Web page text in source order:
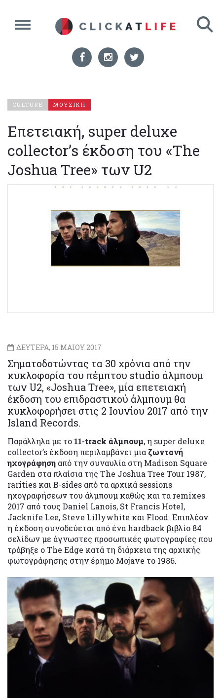
CULTURE ΜΟΥΣΙΚΗ
Επετειακή, super deluxe
collector’s έκδοση του «The
Joshua Tree» των U2
ΔΕΥΤΕΡΑ, 15 ΜΑΙΟΥ 2017
Σηματοδοτώντας τα 30 χρόνια από την
κυκλοφορία του πέμπτου studio άλμπουμ
των U2, «Joshua Tree», μία επετειακή
έκδοση του επιδραστικού άλμπουμ θα
κυκλοφορήσει στις 2 Ιουνίου 2017 από την
Island Records.
Παράλληλα με το 11-track άλμπουμ, η super deluxe
collector’s έκδοση περιλαμβάνει μια ζωντανή
ηχογράφηση από την συναυλία στη Madison Square
Garden στα πλαίσια της The Joshua Tree Tour 1987,
rarities και B-sides από τα αρχικά sessions
ηχογραφήσεων του άλμπουμ καθώς και τα remixes
2017 από τους Daniel Lanois, St Francis Hotel,
Jacknife Lee, Steve Lillywhite και Flood. Επιπλέον
η έκδοση συνοδεύεται από ένα hardback βιβλίο 84
σελίδων με άγνωστες προσωπικές φωτογραφίες που
τράβηξε ο The Edge κατά τη διάρκεια της αρχικής
φωτογράφησης στην έρημο Mojave το 1986.